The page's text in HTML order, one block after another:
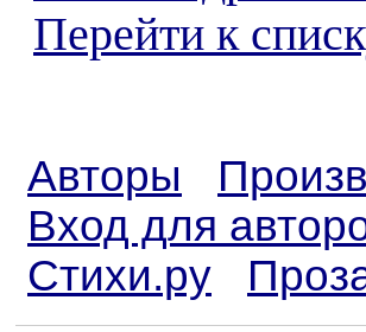
Перейти к
Авторы
Вход для
Стихи.ру